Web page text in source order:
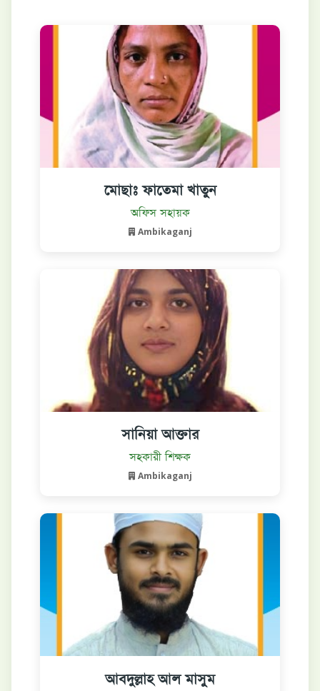
বিস্তারিত দেখুন
মোছাঃ ফাতেমা খাতুন
অফিস সহায়ক
Ambikaganj
বিস্তারিত দেখুন
সানিয়া আক্তার
সহকারী শিক্ষক
Ambikaganj
বিস্তারিত দেখুন
আবদুল্লাহ আল মাসুম